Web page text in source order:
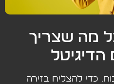
מה שצריך
כדי להצליח בזירה